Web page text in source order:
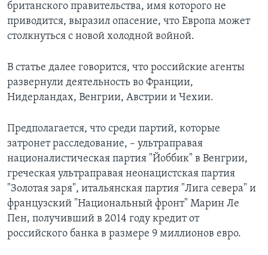
британского правительства, имя которого не
приводится, выразил опасение, что Европа может
столкнуться с новой холодной войной.
В статье далее говорится, что российские агенты
развернули деятельность во Франции,
Нидерландах, Венгрии, Австрии и Чехии.
Предполагается, что среди партий, которые
затронет расследование, – ультраправая
националистическая партия "Йоббик" в Венгрии,
греческая ультраправая неонацистская партия
"Золотая заря", итальянская партия "Лига севера" и
французский "Национальный фронт" Марин Ле
Пен, получивший в 2014 году кредит от
российского банка в размере 9 миллионов евро.